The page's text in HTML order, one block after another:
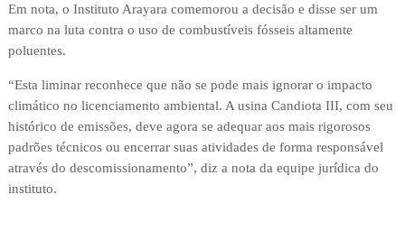
Em nota, o Instituto Arayara comemorou a decisão e disse ser um
marco na luta contra o uso de combustíveis fósseis altamente
poluentes.
“Esta liminar reconhece que não se pode mais ignorar o impacto
climático no licenciamento ambiental. A usina Candiota III, com seu
histórico de emissões, deve agora se adequar aos mais rigorosos
padrões técnicos ou encerrar suas atividades de forma responsável
através do descomissionamento”, diz a nota da equipe jurídica do
instituto.